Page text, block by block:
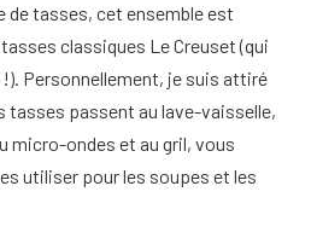
de tasses, cet ensemble est
classiques Le Creuset (qui
Personnellement, je suis attiré
tasses passent au lave-vaisselle,
micro-ondes et au gril, vous
utiliser pour les soupes et les